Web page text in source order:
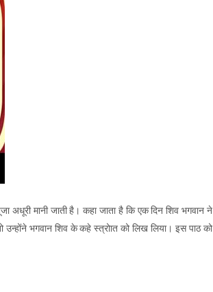
अधूरी मानी जाती है। कहा जाता है कि एक दिन शिव भगवान ने
भगवान शिव के कहे स्त्रोात को लिख लिया। इस पाठ को